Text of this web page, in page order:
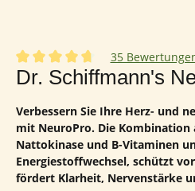
Durchschnittliche Bewertung von
35
Dr. Schiffmann's
Verbessern Sie Ihre Herz- und
mit NeuroPro. Die Kombination
Nattokinase und B-Vitaminen
Energiestoffwechsel, schützt
fördert Klarheit, Nervenstärke